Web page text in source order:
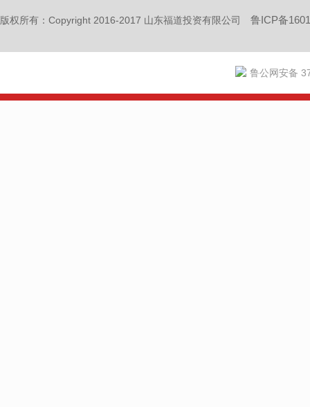
版权所有：Copyright 2016-2017 山东福道投资有限公司 鲁ICP备
鲁公网安备